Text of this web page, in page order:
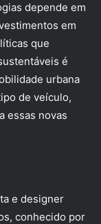
depende em
em
que
é
urbana
de veículo,
essas novas
e designer
conhecido por